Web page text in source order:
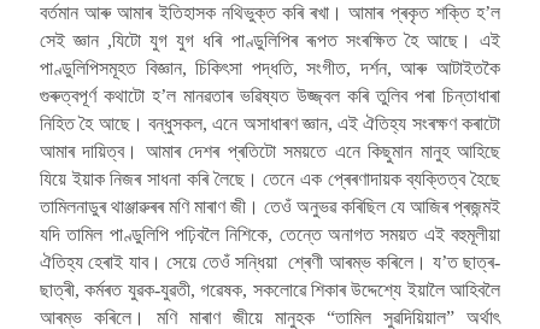
বৰ্তমান আৰু আমাৰ ইতিহাসক নথিভুক্ত কৰি ৰখা। আমাৰ প্ৰকৃত শক্তি হ’ল
সেই জ্ঞান ,যিটো যুগ যুগ ধৰি পাণ্ডুলিপিৰ ৰূপত সংৰক্ষিত হৈ আছে। এই
পাণ্ডুলিপিসমূহত বিজ্ঞান, চিকিৎসা পদ্ধতি, সংগীত, দৰ্শন, আৰু আটাইতকৈ
গুৰুত্বপূৰ্ণ কথাটো হ’ল মানৱতাৰ ভৱিষ্যত উজ্জ্বল কৰি তুলিব পৰা চিন্তাধাৰা
নিহিত হৈ আছে। বন্ধুসকল, এনে অসাধাৰণ জ্ঞান, এই ঐতিহ্য সংৰক্ষণ কৰাটো
আমাৰ দায়িত্ব। আমাৰ দেশৰ প্ৰতিটো সময়তে এনে কিছুমান মানুহ আহিছে
যিয়ে ইয়াক নিজৰ সাধনা কৰি লৈছে। তেনে এক প্ৰেৰণাদায়ক ব্যক্তিত্ব হৈছে
তামিলনাডুৰ থাঞ্জাৱুৰৰ মণি মাৰাণ জী। তেওঁ অনুভৱ কৰিছিল যে আজিৰ প্ৰজন্মই
যদি তামিল পাণ্ডুলিপি পঢ়িবলৈ নিশিকে, তেন্তে অনাগত সময়ত এই বহুমূলীয়া
ঐতিহ্য হেৰাই যাব। সেয়ে তেওঁ সন্ধিয়া শ্ৰেণী আৰম্ভ কৰিলে। য’ত ছাত্ৰ-
ছাত্ৰী, কৰ্মৰত যুৱক-যুৱতী, গৱেষক, সকলোৱে শিকাৰ উদ্দেশ্যে ইয়ালৈ আহিবলৈ
আৰম্ভ কৰিলে। মণি মাৰাণ জীয়ে মানুহক “তামিল সুৱদিয়িয়াল” অৰ্থাৎ